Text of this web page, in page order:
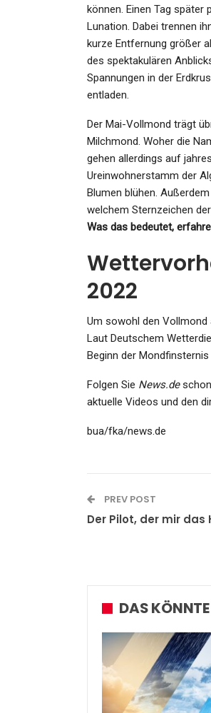
können. Einen Tag
Lunation. Dabei trennen
kurze Entfernung größer
des spektakulären
Spannungen in der
entladen.
Der Mai-Vollmond trägt
Milchmond. Woher die
gehen allerdings auf
Ureinwohnerstamm der
Blumen blühen.
welchem Sternzeichen
Was das bedeutet,
2022
Um sowohl den
Laut Deutschem
Beginn der
Folgen Sie News.de
aktuelle Videos und den
bua/fka/news.de
PREV POST
Der Pilot, der mir das
DAS